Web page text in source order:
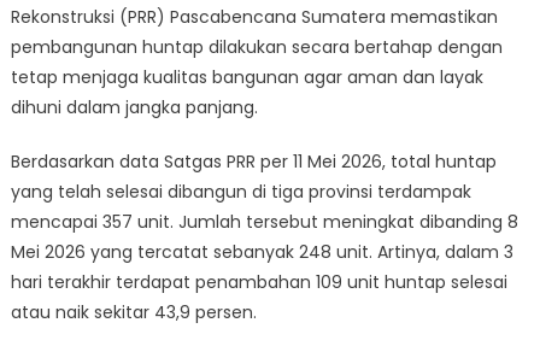
Rekonstruksi (PRR) Pascabencana Sumatera memastikan
pembangunan huntap dilakukan secara bertahap dengan
tetap menjaga kualitas bangunan agar aman dan layak
dihuni dalam jangka panjang.
Berdasarkan data Satgas PRR per 11 Mei 2026, total huntap
yang telah selesai dibangun di tiga provinsi terdampak
mencapai 357 unit. Jumlah tersebut meningkat dibanding 8
Mei 2026 yang tercatat sebanyak 248 unit. Artinya, dalam 3
hari terakhir terdapat penambahan 109 unit huntap selesai
atau naik sekitar 43,9 persen.